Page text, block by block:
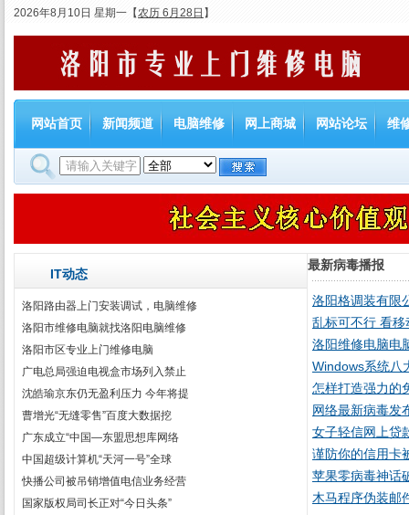
2026年8月10日 星期一 【农历 6月28日 】
网站首页 新闻频道 电脑维修 网上商城 网站论坛 维
IT动态
洛阳路由器上门安装调试，电脑维修
洛阳市维修电脑就找洛阳电脑维修
洛阳市区专业上门维修电脑
广电总局强迫电视盒市场列入禁止
沈皓瑜京东仍无盈利压力 今年将提
曹增光“无缝零售”百度大数据挖
广东成立“中国—东盟思想库网络
中国超级计算机“天河一号”全球
快播公司被吊销增值电信业务经营
国家版权局司长正对“今日头条”
最新病毒播报
洛阳格调装有限
乱标可不行 看
洛阳维修电脑电
Windows系统八
怎样打造强力的
网络最新病毒发
女子轻信网上贷
谨防你的信用卡
苹果零病毒神话
木马程序伪装邮